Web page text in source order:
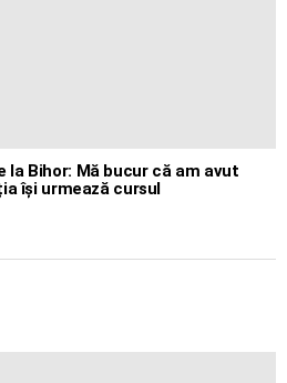
la Bihor: Mă bucur că am avut
își urmează cursul